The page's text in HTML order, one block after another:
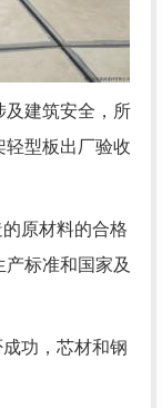
及建筑安全，所
轻型板出厂验收
原材料的合格
标准和国家及
功，芯材和钢